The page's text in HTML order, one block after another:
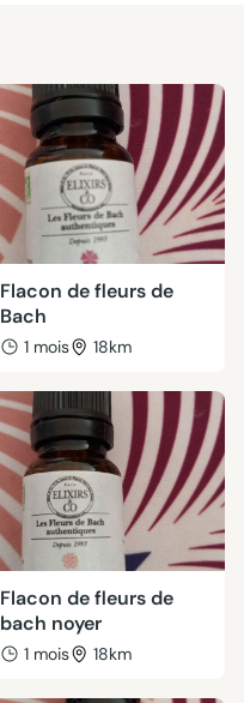
Flacon de fleurs de
Bach
1 mois 18km
Flacon de fleurs de
bach noyer
1 mois 18km